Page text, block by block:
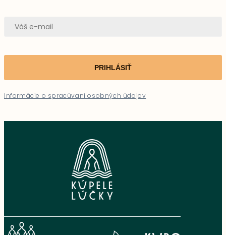
PRIHLÁSIŤ
Informácie o spracúvaní osobných údajov